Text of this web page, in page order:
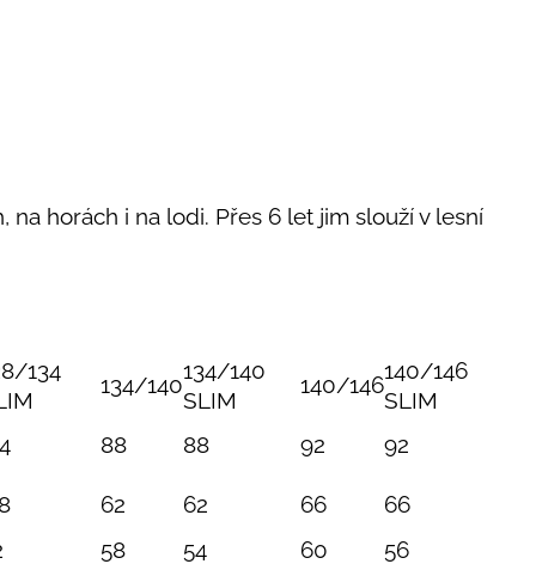
horách i na lodi. Přes 6 let jim slouží v lesní
134
134/140
134/140
SLIM
140/146
140/146
SLIM
88 88 92
92
62 62 66
66
58 54 60 56